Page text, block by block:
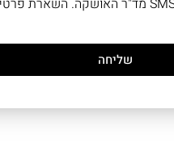
שליחה